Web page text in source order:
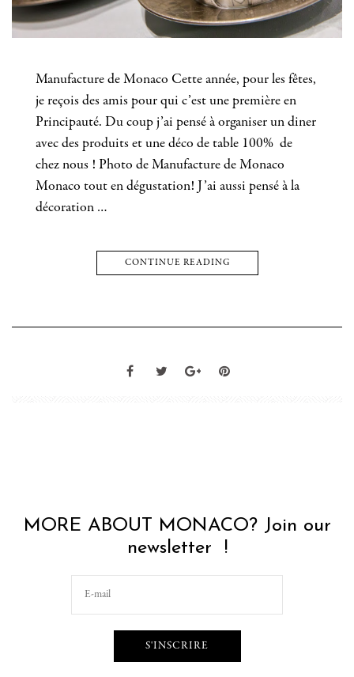
Manufacture de Monaco Cette année, pour les fêtes,
je reçois des amis pour qui c’est une première en
Principauté. Du coup j’ai pensé à organiser un diner
avec des produits et une déco de table 100% de
chez nous ! Photo de Manufacture de Monaco
Monaco tout en dégustation! J’ai aussi pensé à la
décoration …
CONTINUE READING
MORE ABOUT MONACO? Join our
newsletter !